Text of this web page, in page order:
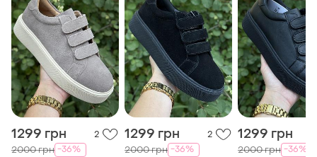
1299 грн 2
2000 грн -36%
1299 грн 2
2000 грн -36%
1299 грн
2000 грн -36%